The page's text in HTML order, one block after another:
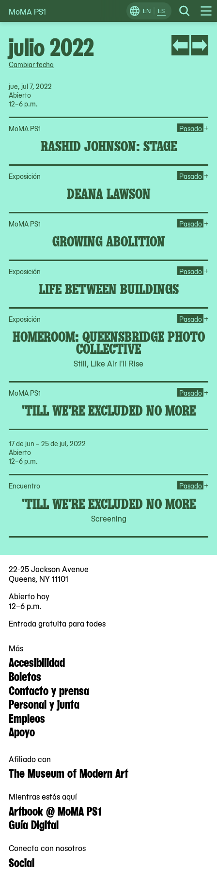
Skip
to
EN ES Search
Change
Locale
MoMA PS1
Cambiar fecha
jue, jul 7, 2022
Abierto
12–6 p.m.
MoMA PS1
RASHID JOHNSON: STAGE
Pasado +
Exposición
DEANA LAWSON
Pasado +
MoMA PS1
GROWING ABOLITION
Pasado +
Exposición
LIFE BETWEEN BUILDINGS
Pasado +
Exposición
HOMEROOM: QUEENSBRIDGE PHOTO
COLLECTIVE
Still, Like Air I'll Rise
Pasado +
MoMA PS1
'TILL WE'RE EXCLUDED NO MORE
Pasado +
17 de jun – 25 de jul, 2022
Abierto
12–6 p.m.
Encuentro
'TILL WE'RE EXCLUDED NO MORE
Screening
Pasado +
julio 2022
22-25 Jackson Avenue
Queens, NY 11101
Abierto hoy
12–6 p.m.
Entrada gratuita para todes
Más
Accesibilidad
Boletos
Contacto y prensa
Personal y junta
Empleos
Apoyo
Afiliado con
The Museum of Modern Art
Mientras estás aquí
Artbook @ MoMA PS1
Guía Digital
Conecta con nosotros
Social